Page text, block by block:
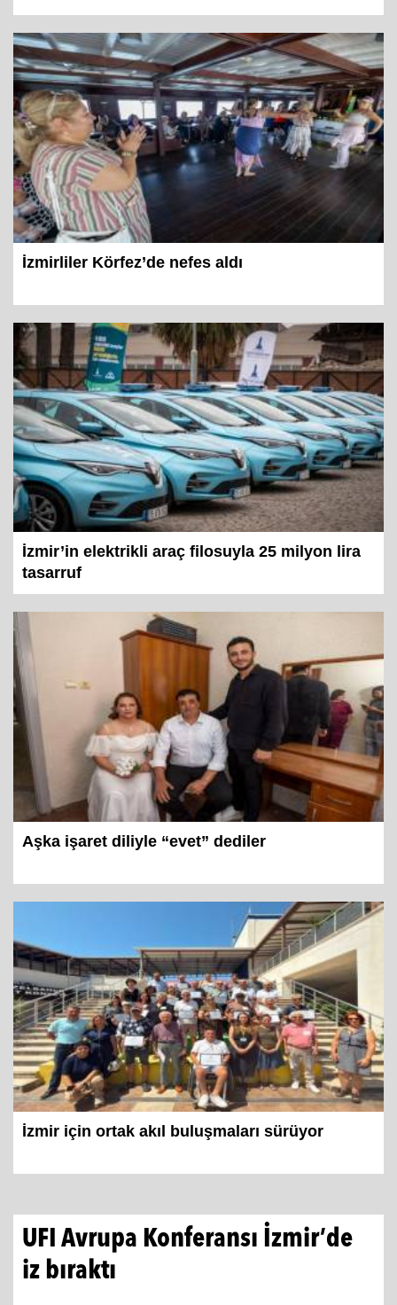
İzmirliler Körfez’de nefes aldı
İzmir’in elektrikli araç filosuyla 25 milyon lira
tasarruf
Aşka işaret diliyle “evet” dediler
İzmir için ortak akıl buluşmaları sürüyor
UFI Avrupa Konferansı İzmir’de
iz bıraktı